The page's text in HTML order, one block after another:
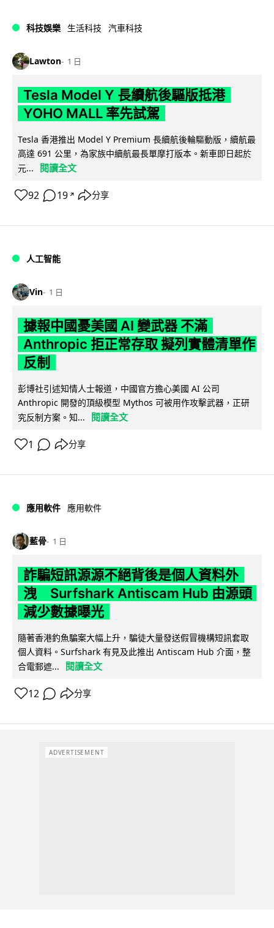
科技娛樂 生活科技 汽車科技
Lawton 1 日
Tesla Model Y 長續航後驅版抵港
YOHO MALL 率先試駕
Tesla 香港推出 Model Y Premium 長續航後輪驅動版，續航最
高達 691 公里，為家族中續航最長單摩打版本。新車即日起於
元...
閱讀全文
92 19 ↗ 分享
人工智能
Vin 1 日
據報中國憂美國 AI 變武器 不滿
Anthropic 拒正常存取 擬列實體清單作
反制
彭博社引述知情人士報道，中國官方擔心美國 AI 公司
Anthropic 開發的頂級模型 Mythos 可被用作攻擊武器，正研
究反制方案。知...
閱讀全文
1 分享
應用軟件 應用軟件
藍骨 1 日
詐騙短訊源源不絕背後是個人資料外
洩 Surfshark Antiscam Hub 由源頭
減少數據曝光
隨著香港釣魚騙案大幅上升，騙徒大量發送假冒機構短訊套取
個人資料。Surfshark 有見及此推出 Antiscam Hub 介面，整
合電郵遮...
閱讀全文
12 分享
ADVERTISEMENT